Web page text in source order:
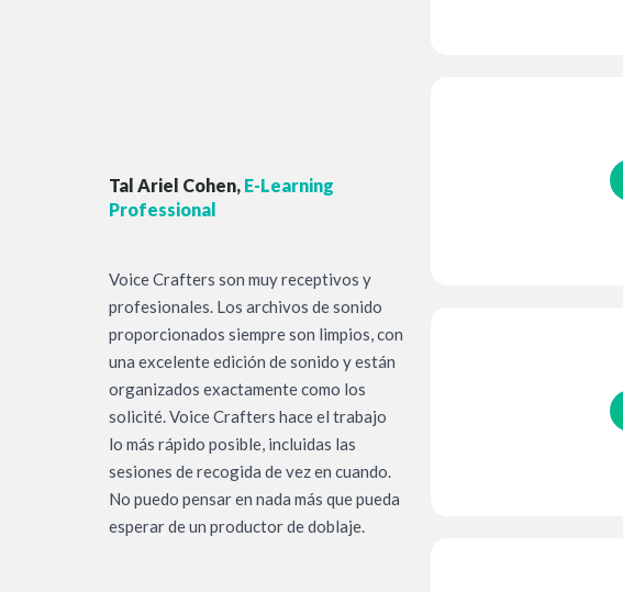
Tal Ariel Cohen, E-Learning
Professional
Voice Crafters son muy receptivos y
profesionales. Los archivos de sonido
proporcionados siempre son limpios, con
una excelente edición de sonido y están
organizados exactamente como los
solicité. Voice Crafters hace el trabajo
lo más rápido posible, incluidas las
sesiones de recogida de vez en cuando.
No puedo pensar en nada más que pueda
esperar de un productor de doblaje.